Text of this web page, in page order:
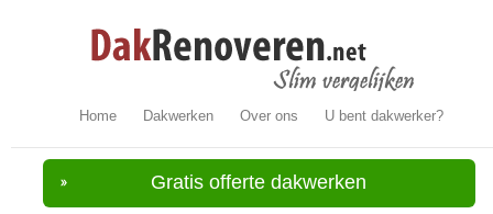
Home Dakwerken Over ons U bent dakwerker?
Gratis offerte dakwerken